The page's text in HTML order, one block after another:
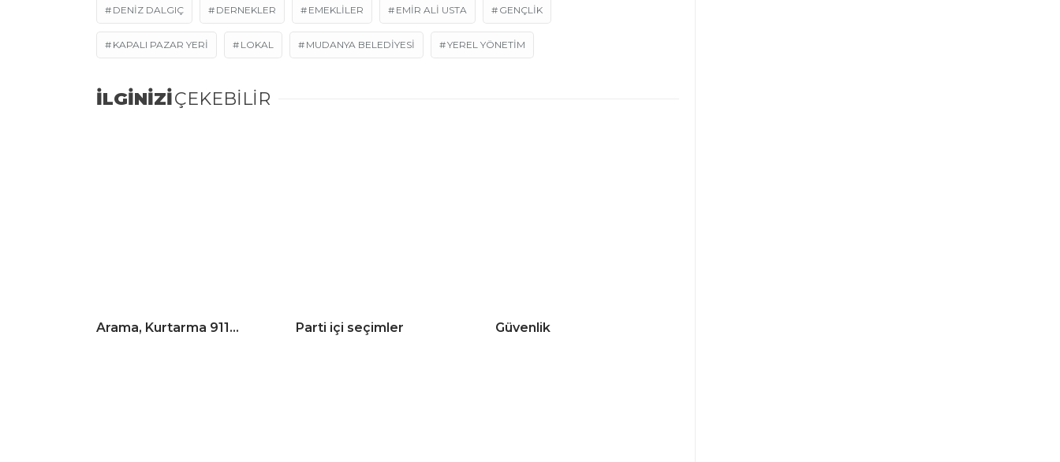
DENIZ DALGIÇ DERNEKLER EMEKLILER EMIR ALI USTA GENÇLIK
KAPALI PAZAR YERI LOKAL MUDANYA BELEDIYESI YEREL YÖNETIM
İLGİNİZİÇEKEBİLİR
Arama, Kurtarma 911… Parti içi seçimler Güvenlik